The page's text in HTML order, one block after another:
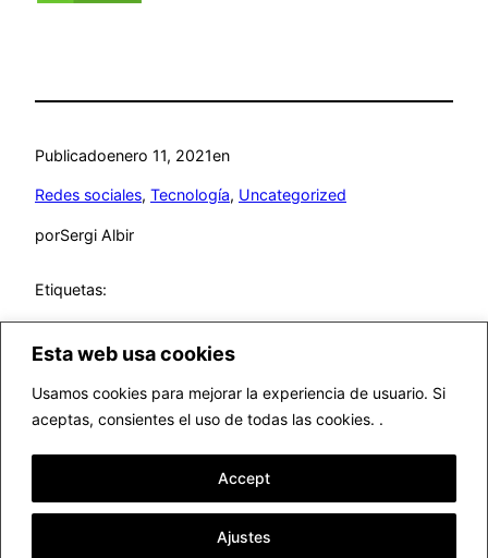
Esta web usa cookies
Usamos cookies para mejorar la experiencia de usuario. Si
aceptas, consientes el uso de todas las cookies. .
Ajustes
Accept
Publicadoenero 11, 2021en
Redes sociales, Tecnología, Uncategorized
porSergi Albir
Etiquetas:
Funciona gracias aWordPress